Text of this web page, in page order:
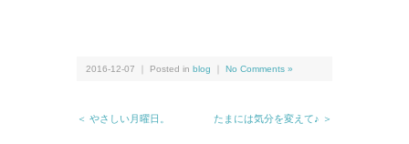
2016-12-07 ｜ Posted in blog No Comments »
＜ やさしい月曜日。 たまには気分を変えて♪ ＞